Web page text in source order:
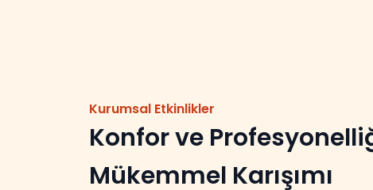
Kurumsal Etkinlikler
Konfor ve
Mükemmel Karışımı